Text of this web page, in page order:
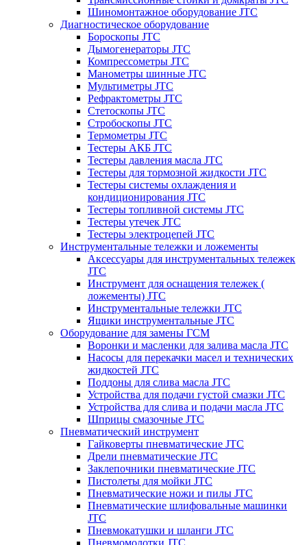
Шиномонтажное оборудование JTC
Диагностическое оборудование
Бороскопы JTC
Дымогенераторы JTC
Компрессометры JTC
Манометры шинные JTC
Мультиметры JTC
Рефрактометры JTC
Стетоскопы JTC
Стробоскопы JTC
Термометры JTC
Тестеры АКБ JTC
Тестеры давления масла JTC
Тестеры для тормозной жидкости JTC
Тестеры системы охлаждения и
кондиционирования JTC
Тестеры топливной системы JTC
Тестеры утечек JTC
Тестеры электроцепей JTC
Инструментальные тележки и ложементы
Аксессуары для инструментальных тележек
JTC
Инструмент для оснащения тележек (
ложементы) JTC
Инструментальные тележки JTC
Ящики инструментальные JTC
Оборудование для замены ГСМ
Воронки и масленки для залива масла JTC
Насосы для перекачки масел и технических
жидкостей JTC
Поддоны для слива масла JTC
Устройства для подачи густой смазки JTC
Устройства для слива и подачи масла JTC
Шприцы смазочные JTC
Пневматический инструмент
Гайковерты пневматические JTC
Дрели пневматические JTC
Заклепочники пневматические JTC
Пистолеты для мойки JTC
Пневматические ножи и пилы JTC
Пневматические шлифовальные машинки
JTC
Пневмокатушки и шланги JTC
Пневмомолотки JTC